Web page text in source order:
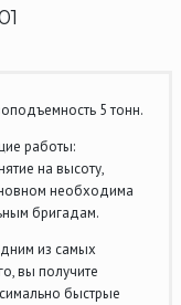
5 тонн.
работы:
на высоту,
необходима
бригадам.
из самых
вы получите
быстрые